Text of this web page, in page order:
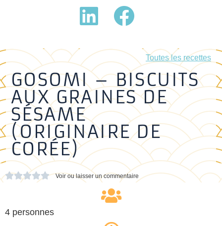
Toutes les recettes
GOSOMI – BISCUITS
AUX GRAINES DE
SÉSAME
(ORIGINAIRE DE
CORÉE)
 Voir ou laisser un commentaire
4 personnes